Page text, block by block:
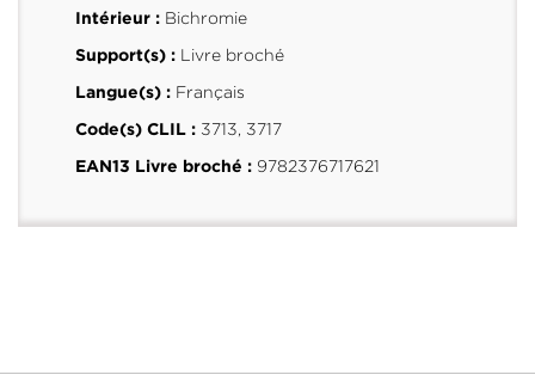
Intérieur :Bichromie
Support(s) :Livre broché
Langue(s) :Français
Code(s) CLIL :3713, 3717
EAN13 Livre broché :9782376717621